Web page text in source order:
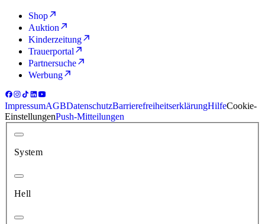
Shop
Auktion
Kinderzeitung
Trauerportal
Partnersuche
Werbung
ImpressumAGBDatenschutzBarrierefreiheitserklärungHilfeCookie-
EinstellungenPush-Mitteilungen
System
Hell